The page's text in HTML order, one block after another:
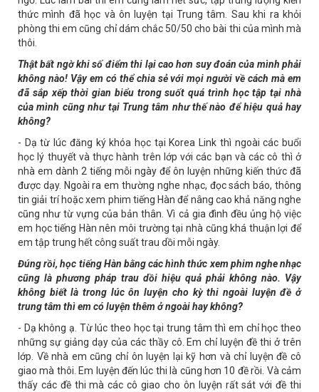
thức mình đã học và ôn luyện tại Trung tâm. Sau khi ra khỏi
phòng thi em cũng chỉ dám chắc 50/50 cho bài thi của mình mà
thôi.
Thật bất ngờ khi số điểm thi lại cao hơn suy đoán của mình phải
không nào! Vậy em có thể chia sẻ với mọi người về cách mà em
đã sắp xếp thời gian biểu trong suốt quá trình học tập tại nhà
của mình cũng như tại Trung tâm như thế nào để hiệu quả hay
không?
- Dạ từ lúc đăng ký khóa học tại Korea Link thì ngoài các buổi
học lý thuyết và thực hành trên lớp với các bạn và các cô thì ở
nhà em dành 2 tiếng mỗi ngày để ôn luyện những kiến thức đã
được dạy. Ngoài ra em thường nghe nhạc, đọc sách báo, thông
tin giải trí hoặc xem phim tiếng Hàn để nâng cao khả năng nghe
cũng như từ vựng của bản thân. Vì cả gia đình đều ủng hộ việc
em học tiếng Hàn nên môi trường tại nhà cũng khá thuận lợi để
em tập trung hết công suất trau dồi mỗi ngày.
Đúng rồi, học tiếng Hàn bằng các hình thức xem phim nghe nhạc
cũng là phương pháp trau dồi hiệu quả phải không nào. Vậy
không biết là trong lúc ôn luyện cho kỳ thi ngoài luyện đề ở
trung tâm thì em có luyện thêm ở ngoài hay không?
- Dạ không ạ. Từ lúc theo học tại trung tâm thì em chỉ học theo
những sự giảng dạy của các thầy cô. Em chỉ luyện đề thi ở trên
lớp. Về nhà em cũng chỉ ôn luyện lại kỹ hơn và chỉ luyện đề cô
giao mà thôi. Em luyện đến lúc thi là cũng hơn 10 đề rồi. Và cảm
thấy các đề thi mà các cô giao cho ôn luyện rất sát với đề thi